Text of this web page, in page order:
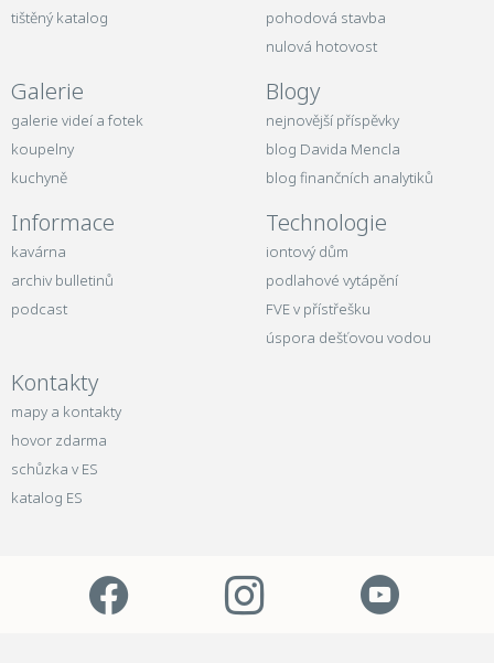
tištěný katalog
pohodová stavba
nulová hotovost
Galerie
galerie videí a fotek
koupelny
kuchyně
Blogy
nejnovější příspěvky
blog Davida Mencla
blog finančních analytiků
Informace
kavárna
archiv bulletinů
podcast
Technologie
iontový dům
podlahové vytápění
FVE v přístřešku
úspora dešťovou vodou
Kontakty
mapy a kontakty
hovor zdarma
schůzka v ES
katalog ES